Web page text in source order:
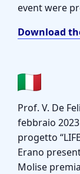
event were
Download
Prof. V. De
febbraio
progetto
Erano
Molise